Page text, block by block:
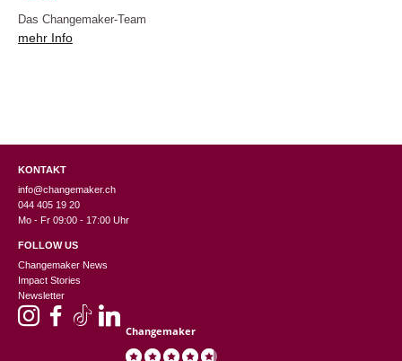
Das Changemaker-Team
mehr Info
KONTAKT
info@changemaker.ch
044 405 19 20
Mo - Fr 09:00 - 17:00 Uhr
FOLLOW US
Changemaker News
Impact Stories
Newsletter
Changemaker